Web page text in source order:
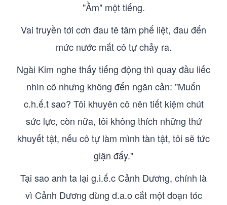
"Ầm" một tiếng.
Vai truyền tới cơn đau tê tâm phế liệt, đau đến
mức nước mắt cô tự chảy ra.
Ngài Kim nghe thấy tiếng động thì quay đầu liếc
nhìn cô nhưng không đến ngăn cản: "Muốn
c.h.ế.t sao? Tôi khuyên cô nên tiết kiệm chút
sức lực, còn nữa, tôi không thích những thứ
khuyết tật, nếu cô tự làm mình tàn tật, tôi sẽ tức
giận đấy."
Tại sao anh ta lại g.i.ế.c Cảnh Dương, chính là
vì Cảnh Dương dùng d.a.o cắt một đoạn tóc